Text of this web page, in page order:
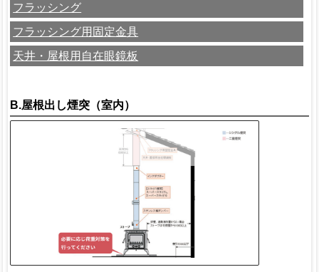
フラッシング
フラッシング用固定金具
天井・屋根用自在眼鏡板
B.屋根出し煙突（室内）